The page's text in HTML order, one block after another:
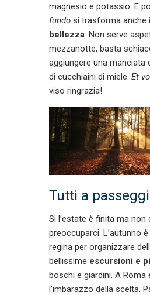
magnesio e potassio. E
fundo si trasforma anche
bellezza . Non serve
mezzanotte, basta
aggiungere una manciata
di cucchiaini di miele. Et
viso ringrazia!
Tutti a
Si l’estate è finita ma non
preoccuparci. L’autunno
regina per organizzare
bellissime escursioni e
boschi e giardini. A Roma
l’imbarazzo della scelta.